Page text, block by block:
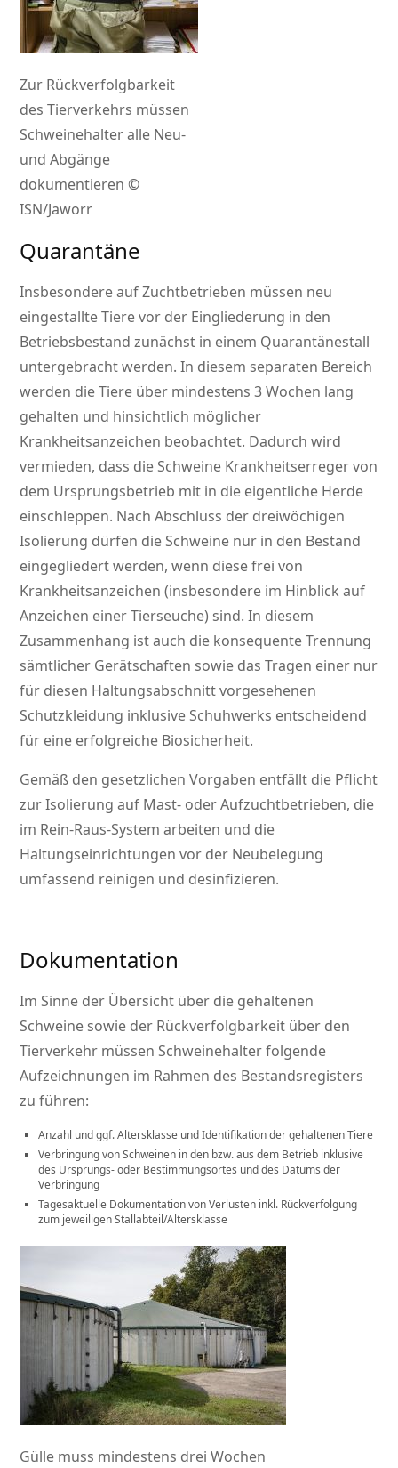
Zur Rückverfolgbarkeit
des Tierverkehrs müssen
Schweinehalter alle Neu-
und Abgänge
dokumentieren ©
ISN/Jaworr
Quarantäne
Insbesondere auf Zuchtbetrieben müssen neu
eingestallte Tiere vor der Eingliederung in den
Betriebsbestand zunächst in einem Quarantänestall
untergebracht werden. In diesem separaten Bereich
werden die Tiere über mindestens 3 Wochen lang
gehalten und hinsichtlich möglicher
Krankheitsanzeichen beobachtet. Dadurch wird
vermieden, dass die Schweine Krankheitserreger von
dem Ursprungsbetrieb mit in die eigentliche Herde
einschleppen. Nach Abschluss der dreiwöchigen
Isolierung dürfen die Schweine nur in den Bestand
eingegliedert werden, wenn diese frei von
Krankheitsanzeichen (insbesondere im Hinblick auf
Anzeichen einer Tierseuche) sind. In diesem
Zusammenhang ist auch die konsequente Trennung
sämtlicher Gerätschaften sowie das Tragen einer nur
für diesen Haltungsabschnitt vorgesehenen
Schutzkleidung inklusive Schuhwerks entscheidend
für eine erfolgreiche Biosicherheit.
Gemäß den gesetzlichen Vorgaben entfällt die Pflicht
zur Isolierung auf Mast- oder Aufzuchtbetrieben, die
im Rein-Raus-System arbeiten und die
Haltungseinrichtungen vor der Neubelegung
umfassend reinigen und desinfizieren.
Dokumentation
Im Sinne der Übersicht über die gehaltenen
Schweine sowie der Rückverfolgbarkeit über den
Tierverkehr müssen Schweinehalter folgende
Aufzeichnungen im Rahmen des Bestandsregisters
zu führen:
Anzahl und ggf. Altersklasse und Identifikation der gehaltenen Tiere
Verbringung von Schweinen in den bzw. aus dem Betrieb inklusive
des Ursprungs- oder Bestimmungsortes und des Datums der
Verbringung
Tagesaktuelle Dokumentation von Verlusten inkl. Rückverfolgung
zum jeweiligen Stallabteil/Altersklasse
Gülle muss mindestens drei Wochen